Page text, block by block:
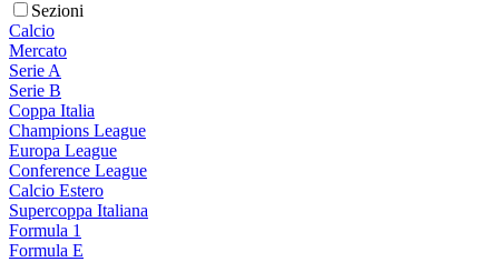
Sezioni
Calcio
Mercato
Serie A
Serie B
Coppa Italia
Champions League
Europa League
Conference League
Calcio Estero
Supercoppa Italiana
Formula 1
Formula E